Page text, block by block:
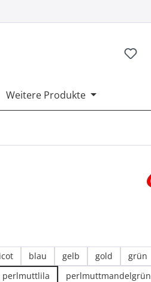
Weitere Produkte
blau gelb gold grün
perlmuttlila perlmuttmandelgrün